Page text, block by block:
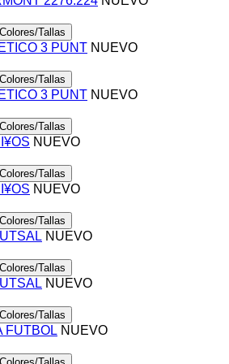
Tallas
NUEVO
Tallas
NUEVO
Tallas
NUEVO
Tallas
NUEVO
Tallas
NUEVO
Tallas
NUEVO
Tallas
NUEVO